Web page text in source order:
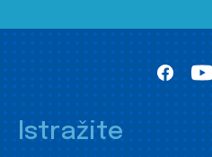
Istražite